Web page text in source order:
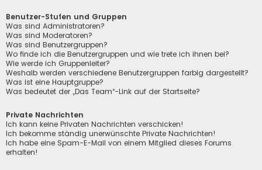
Benutzer-Stufen und Gruppen
Was sind Administratoren?
Was sind Moderatoren?
Was sind Benutzergruppen?
Wo finde ich die Benutzergruppen und wie trete ich ihnen bei?
Wie werde ich Gruppenleiter?
Weshalb werden verschiedene Benutzergruppen farbig dargestellt?
Was ist eine Hauptgruppe?
Was bedeutet der „Das Team“-Link auf der Startseite?
Private Nachrichten
Ich kann keine Privaten Nachrichten verschicken!
Ich bekomme ständig unerwünschte Private Nachrichten!
Ich habe eine Spam-E-Mail von einem Mitglied dieses Forums
erhalten!